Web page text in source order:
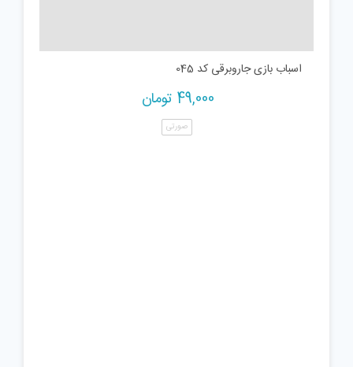
اسباب بازی جاروبرقی کد 045
49,000 تومان
صورتی